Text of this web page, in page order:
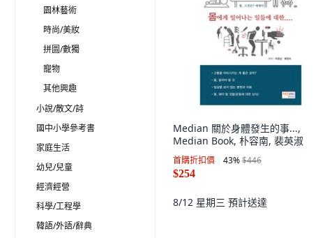
園林藝術
時尚/美妝
拼圖/數獨
寵物
其他興趣
小說/散文/詩
國中小學參考書
家庭生活
幼兒/兒童
經濟經營
科學/工程學
韓語/外語/辭典
Median 關於身體發生的事...,
Median Book, 朴容南, 裴英淑
首購折扣價 43%$446
$254
8/12 星期三 預計送達